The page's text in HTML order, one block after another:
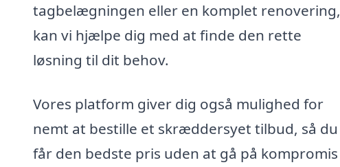
tagbelægningen eller en komplet renovering,
kan vi hjælpe dig med at finde den rette
løsning til dit behov.
Vores platform giver dig også mulighed for
nemt at bestille et skræddersyet tilbud, så du
får den bedste pris uden at gå på kompromis